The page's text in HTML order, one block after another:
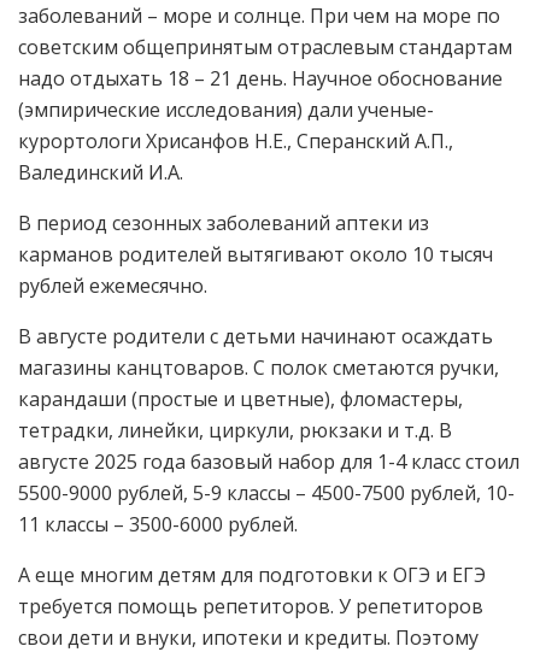
заболеваний – море и солнце. При чем на море по
советским общепринятым отраслевым стандартам
надо отдыхать 18 – 21 день. Научное обоснование
(эмпирические исследования) дали ученые-
курортологи Хрисанфов Н.Е., Сперанский А.П.,
Валединский И.А.
В период сезонных заболеваний аптеки из
карманов родителей вытягивают около 10 тысяч
рублей ежемесячно.
В августе родители с детьми начинают осаждать
магазины канцтоваров. С полок сметаются ручки,
карандаши (простые и цветные), фломастеры,
тетрадки, линейки, циркули, рюкзаки и т.д. В
августе 2025 года базовый набор для 1-4 класс стоил
5500-9000 рублей, 5-9 классы – 4500-7500 рублей, 10-
11 классы – 3500-6000 рублей.
А еще многим детям для подготовки к ОГЭ и ЕГЭ
требуется помощь репетиторов. У репетиторов
свои дети и внуки, ипотеки и кредиты. Поэтому